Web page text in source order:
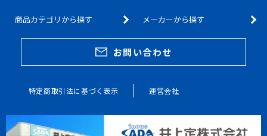
商品カテゴリから探す メーカーから探す
お問い合わせ
特定商取引法に基づく表示 運営会社